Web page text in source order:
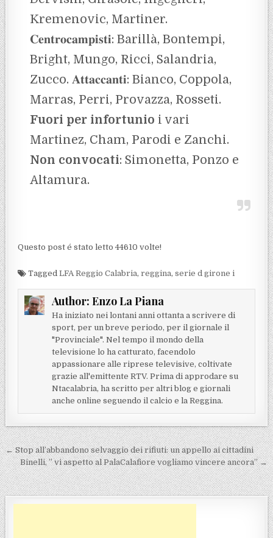
Kremenovic, Martiner.
𝐂𝐞𝐧𝐭𝐫𝐨𝐜𝐚𝐦𝐩𝐢𝐬𝐭𝐢: Barillà, Bontempi,
Bright, Mungo, Ricci, Salandria,
Zucco. 𝐀𝐭𝐭𝐚𝐜𝐜𝐚𝐧𝐭𝐢: Bianco, Coppola,
Marras, Perri, Provazza, Rosseti.
Fuori per infortunio i vari
Martinez, Cham, Parodi e Zanchi.
Non convocati: Simonetta, Ponzo e
Altamura.
Questo post é stato letto 44610 volte!
TaggedLFA Reggio Calabria,reggina,serie d girone i
Author: Enzo La Piana
Ha iniziato nei lontani anni ottanta a scrivere di
sport, per un breve periodo, per il giornale il
"Provinciale". Nel tempo il mondo della
televisione lo ha catturato, facendolo
appassionare alle riprese televisive, coltivate
grazie all'emittente RTV. Prima di approdare su
Ntacalabria, ha scritto per altri blog e giornali
anche online seguendo il calcio e la Reggina.
Navigazione articoli
← Stop all’abbandono selvaggio dei rifiuti: un appello ai cittadini
Binelli, ” vi aspetto al PalaCalafiore vogliamo vincere ancora” →